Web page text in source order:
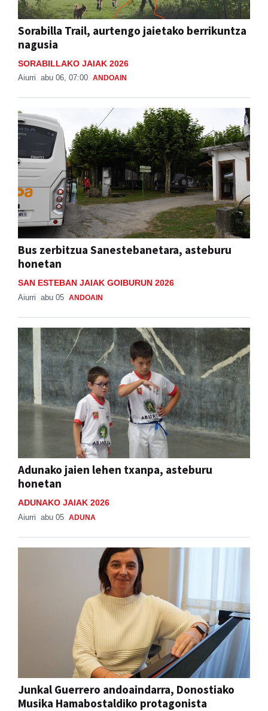
Sorabilla Trail, aurtengo jaietako berrikuntza
nagusia
SORABILLAKO JAIAK 2026
Aiurri abu 06, 07:00 ANDOAIN
Bus zerbitzua Sanestebanetara, asteburu
honetan
SAN ESTEBAN JAIAK GOIBURUN 2026
Aiurri abu 05 ANDOAIN
Adunako jaien lehen txanpa, asteburu
honetan
ADUNAKO JAIAK 2026
Aiurri abu 05 ADUNA
Junkal Guerrero andoaindarra, Donostiako
Musika Hamabostaldiko protagonista